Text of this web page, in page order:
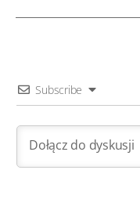
Subscribe